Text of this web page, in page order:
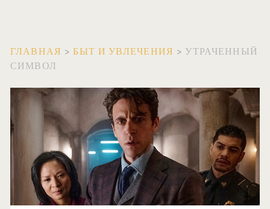
ГЛАВНАЯ >БЫТ И УВЛЕЧЕНИЯ > УТРАЧЕННЫЙ
СИМВОЛ